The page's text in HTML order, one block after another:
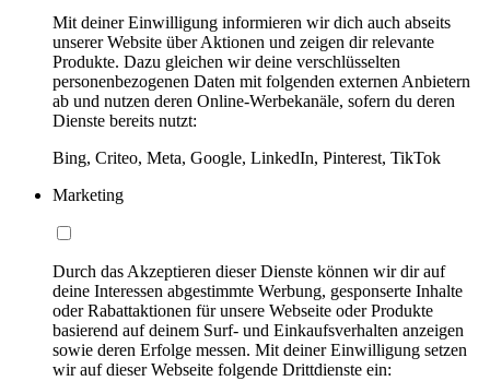
Mit deiner Einwilligung informieren wir dich auch abseits
unserer Website über Aktionen und zeigen dir relevante
Produkte. Dazu gleichen wir deine verschlüsselten
personenbezogenen Daten mit folgenden externen Anbietern
ab und nutzen deren Online-Werbekanäle, sofern du deren
Dienste bereits nutzt:
Bing, Criteo, Meta, Google, LinkedIn, Pinterest, TikTok
Marketing
Durch das Akzeptieren dieser Dienste können wir dir auf
deine Interessen abgestimmte Werbung, gesponserte Inhalte
oder Rabattaktionen für unsere Webseite oder Produkte
basierend auf deinem Surf- und Einkaufsverhalten anzeigen
sowie deren Erfolge messen. Mit deiner Einwilligung setzen
wir auf dieser Webseite folgende Drittdienste ein: